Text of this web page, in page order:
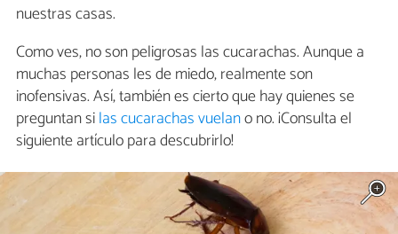
nuestras casas.
Como ves, no son peligrosas las cucarachas. Aunque a
muchas personas les de miedo, realmente son
inofensivas. Así, también es cierto que hay quienes se
preguntan silas cucarachas vuelano no. ¡Consulta el
siguiente artículo para descubrirlo!